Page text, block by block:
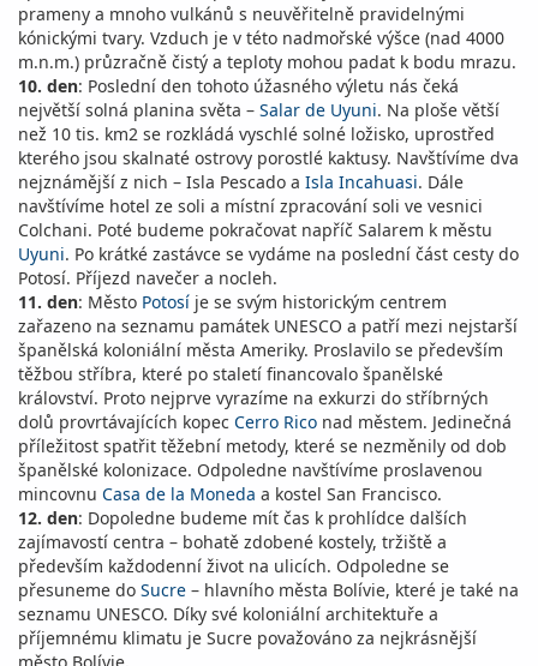
prameny a mnoho vulkánů s neuvěřitelně pravidelnými
kónickými tvary. Vzduch je v této nadmořské výšce (nad 4000
m.n.m.) průzračně čistý a teploty mohou padat k bodu mrazu.
10. den: Poslední den tohoto úžasného výletu nás čeká
největší solná planina světa – Salar de Uyuni. Na ploše větší
než 10 tis. km2 se rozkládá vyschlé solné ložisko, uprostřed
kterého jsou skalnaté ostrovy porostlé kaktusy. Navštívíme dva
nejznámější z nich – Isla Pescado a Isla Incahuasi. Dále
navštívíme hotel ze soli a místní zpracování soli ve vesnici
Colchani. Poté budeme pokračovat napříč Salarem k městu
Uyuni. Po krátké zastávce se vydáme na poslední část cesty do
Potosí. Příjezd navečer a nocleh.
11. den: Město Potosí je se svým historickým centrem
zařazeno na seznamu památek UNESCO a patří mezi nejstarší
španělská koloniální města Ameriky. Proslavilo se především
těžbou stříbra, které po staletí financovalo španělské
království. Proto nejprve vyrazíme na exkurzi do stříbrných
dolů provrtávajících kopec Cerro Rico nad městem. Jedinečná
příležitost spatřit těžební metody, které se nezměnily od dob
španělské kolonizace. Odpoledne navštívíme proslavenou
mincovnu Casa de la Moneda a kostel San Francisco.
12. den: Dopoledne budeme mít čas k prohlídce dalších
zajímavostí centra – bohatě zdobené kostely, tržiště a
především každodenní život na ulicích. Odpoledne se
přesuneme do Sucre – hlavního města Bolívie, které je také na
seznamu UNESCO. Díky své koloniální architektuře a
příjemnému klimatu je Sucre považováno za nejkrásnější